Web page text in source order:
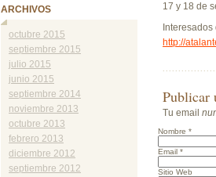
17 y 18 de
http://
Publicar
Tu email
Nombre *
Email *
Sitio Web
ARCHIVOS
octubre 2015
septiembre 2015
julio 2015
junio 2015
septiembre 2014
noviembre 2013
octubre 2013
febrero 2013
diciembre 2012
septiembre 2012